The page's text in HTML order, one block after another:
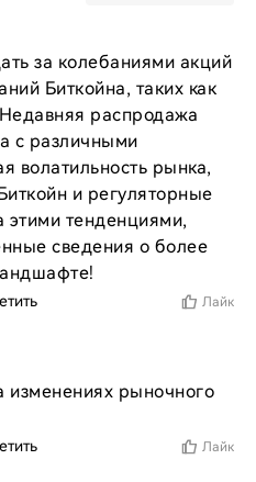
за колебаниями акций
Биткойна, таких как
распродажа
с различными
волатильность рынка,
и регуляторные
этими тенденциями,
сведения о более
Лайк
изменениях рыночного
Лайк